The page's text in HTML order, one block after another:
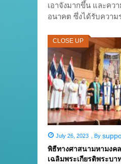
เอาจังมากขึ้น และคว
อนาคต ซึ่งได้รับควา
CLOSE UP
July 26, 2023 By
พิธีทางศาสนามหามงค
เฉลิมพระเกียรติพระบา